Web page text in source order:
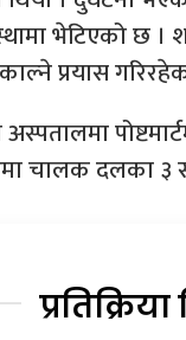
भेटिएको छ ।
प्रयास
चालक दलका ३